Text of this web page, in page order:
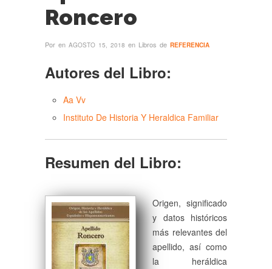
Roncero
Por en AGOSTO 15, 2018 en Libros de REFERENCIA
Autores del Libro:
Aa Vv
Instituto De Historia Y Heraldica Familiar
Resumen del Libro:
Origen, significado
y datos históricos
más relevantes del
apellido, así como
la heráldica